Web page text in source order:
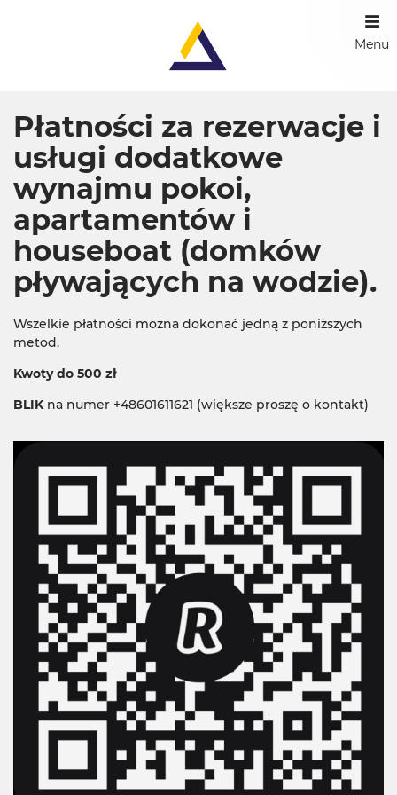
Menu
Płatności za rezerwacje i
usługi dodatkowe
wynajmu pokoi,
apartamentów i
houseboat (domków
pływających na wodzie).
Wszelkie płatności można dokonać jedną z poniższych
metod.
Kwoty do 500 zł
BLIKna numer +48601611621 (większe proszę o kontakt)